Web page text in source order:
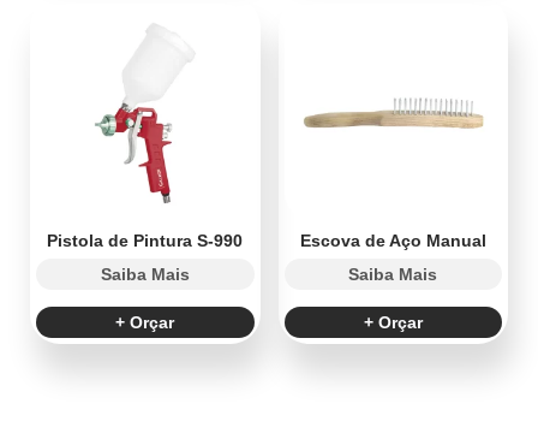
Pistola de Pintura S-990
Saiba Mais
+ Orçar
Escova de Aço Manual
Saiba Mais
+ Orçar